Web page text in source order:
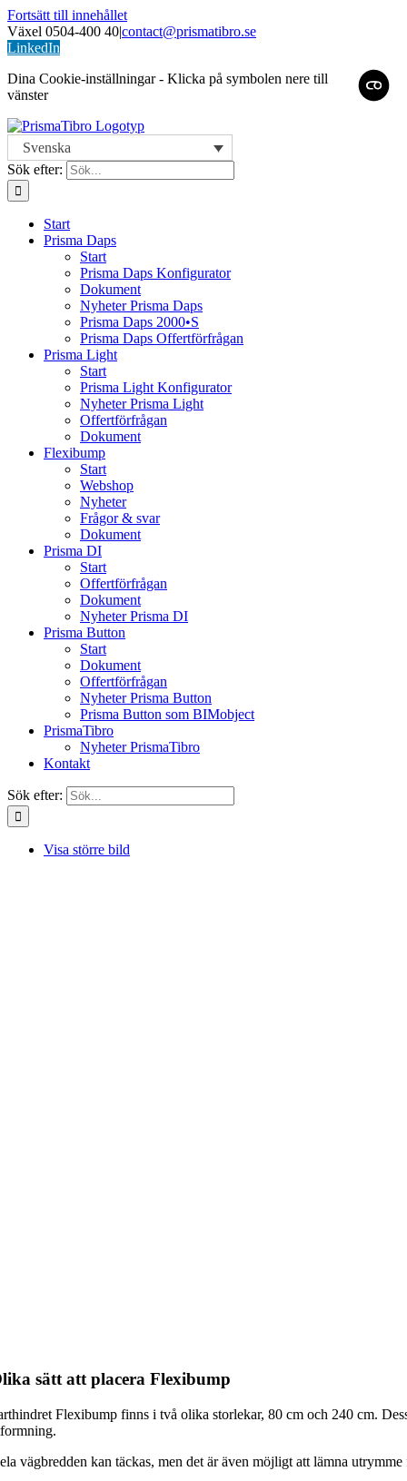
Fortsätt till innehållet
Växel 0504-400 40|contact@prismatibro.se
LinkedIn
Dina Cookie-inställningar - Klicka på symbolen nere till
vänster
Svenska
Sök efter:
Start
Prisma Daps
Start
Prisma Daps Konfigurator
Dokument
Nyheter Prisma Daps
Prisma Daps 2000•S
Prisma Daps Offertförfrågan
Prisma Light
Start
Prisma Light Konfigurator
Nyheter Prisma Light
Offertförfrågan
Dokument
Flexibump
Start
Webshop
Nyheter
Frågor & svar
Dokument
Prisma DI
Start
Offertförfrågan
Dokument
Nyheter Prisma DI
Prisma Button
Start
Dokument
Offertförfrågan
Nyheter Prisma Button
Prisma Button som BIMobject
PrismaTibro
Nyheter PrismaTibro
Kontakt
Sök efter:
Visa större bild
sätt att placera Flexibump
Flexibump finns i två olika storlekar, 80 cm och 240 cm.
vägbredden kan täckas, men det är även möjligt att lämna